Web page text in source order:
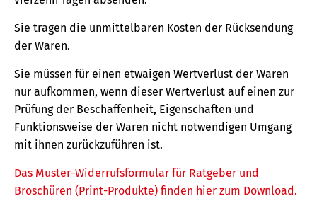
Sie tragen die unmittelbaren Kosten der Rücksendung
der Waren.
Sie müssen für einen etwaigen Wertverlust der Waren
nur aufkommen, wenn dieser Wertverlust auf einen zur
Prüfung der Beschaffenheit, Eigenschaften und
Funktionsweise der Waren nicht notwendigen Umgang
mit ihnen zurückzuführen ist.
Das Muster-Widerrufsformular für Ratgeber und
Broschüren (Print-Produkte) finden hier zum Download.